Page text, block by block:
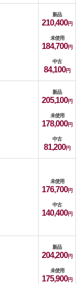
新品
210,400
未使用
184,700
中古
84,100
新品
205,100
未使用
178,000
中古
81,200
未使用
176,700
中古
140,400
新品
204,200
未使用
175,900